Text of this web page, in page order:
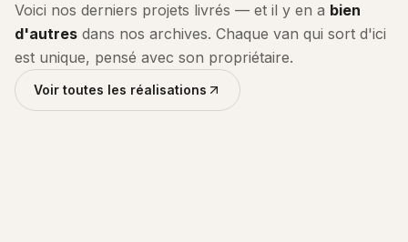
Voici nos derniers projets livrés — et il y en a bien
d'autres dans nos archives. Chaque van qui sort d'ici
est unique, pensé avec son propriétaire.
Voir toutes les réalisations
VOLKSWAGEN TRANSPORTER T6.1 — L1H1
VW T6.1 Vert & Blanc — Kit Van
Honey
Isolation Habillage & Sol Mobilier & Agencement
VOLKSWAGEN TRANSPORTER T5 — L1H1
VW T5 Rouge — L'Aventurier
Isolation Électricité Mobilier & Agencement
LAND ROVER DEFENDER 90 — PRÉPARÉ GT GALLERY
Defender 90 — GT Gallery Edition